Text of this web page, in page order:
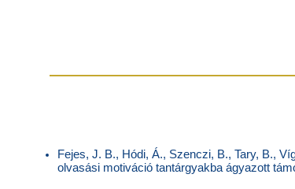
Fejes, J. B., Hódi, Á., Szenczi, B., Tary, B.,
olvasási motiváció tantárgyakba ágyazott